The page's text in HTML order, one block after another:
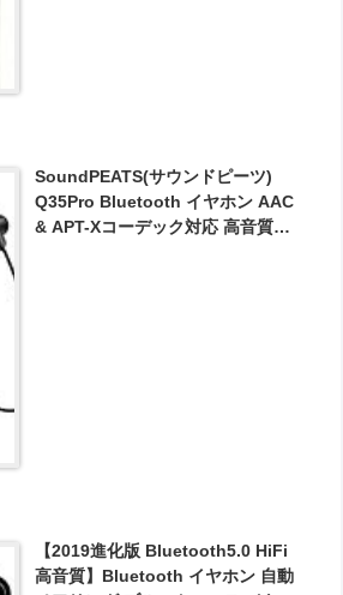
SoundPEATS(サウンドピーツ)
Q35Pro Bluetooth イヤホン AAC
& APT-Xコーデック対応 高音質・
【2019進化版 Bluetooth5.0 HiFi
高音質】Bluetooth イヤホン 自動